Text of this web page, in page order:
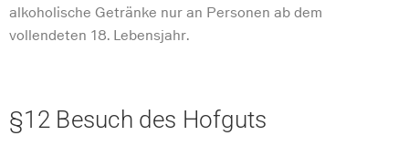
alkoholische Getränke nur an Personen ab dem
vollendeten 18. Lebensjahr.
§12 Besuch des Hofguts